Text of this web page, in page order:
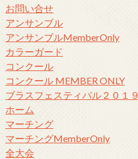
お問い合せ
アンサンブル
アンサンブルMemberOnly
カラーガード
コンクール
コンクール MEMBER ONLY
ブラスフェスティバル２０１９
ホーム
マーチング
マーチングMemberOnly
全大会